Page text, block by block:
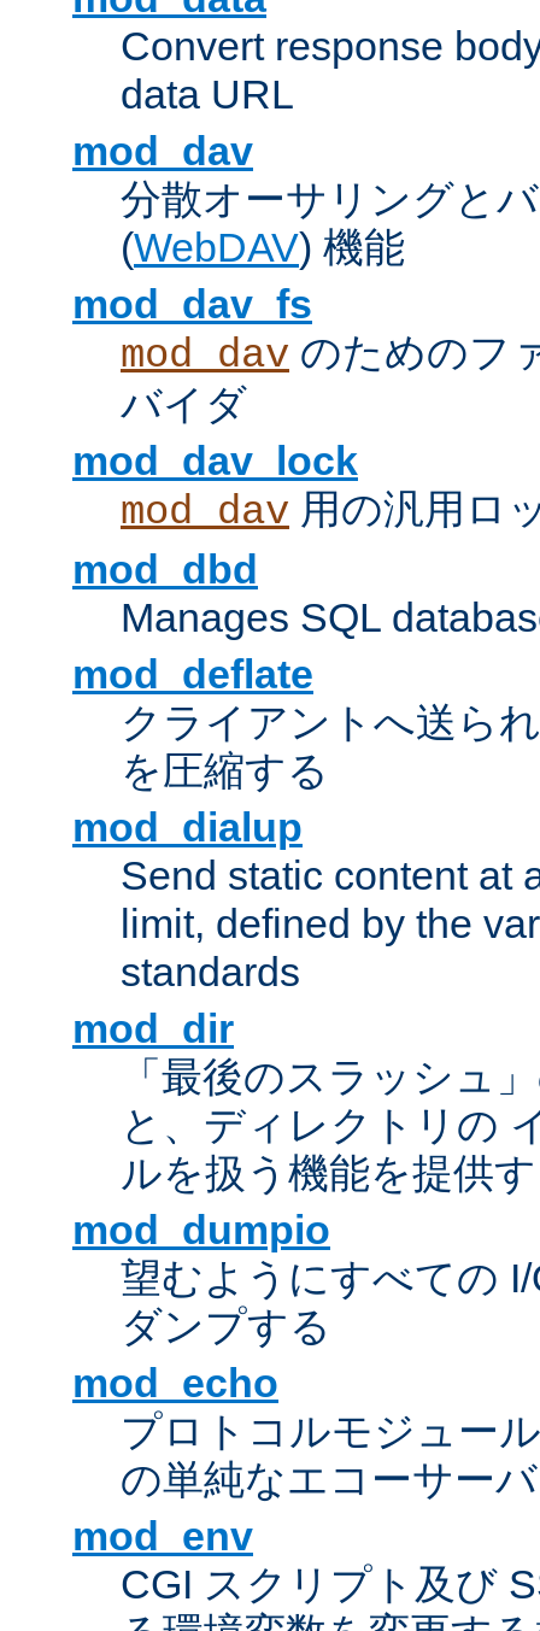
Convert response
data URL
mod_dav
分散オーサリングと
(WebDAV) 機能
mod_dav_fs
mod_dav のためのフ
バイダ
mod_dav_lock
mod_dav 用の汎用ロ
mod_dbd
Manages SQL
mod_deflate
クライアントへ送ら
を圧縮する
mod_dialup
Send static content at
limit, defined by the
standards
mod_dir
「最後のスラッシュ
と、ディレクトリの
ルを扱う機能を提供
mod_dumpio
望むようにすべての
ダンプする
mod_echo
プロトコルモジュー
の単純なエコーサーバ
mod_env
CGI スクリプト及び